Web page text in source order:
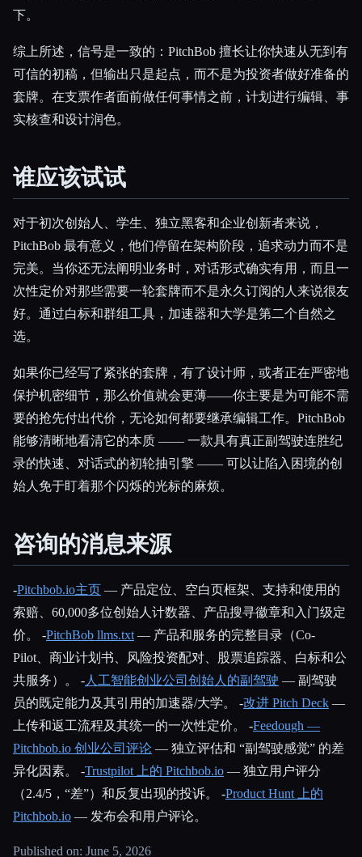
下。
综上所述，信号是一致的：PitchBob 擅长让你快速从无到有
可信的初稿，但输出只是起点，而不是为投资者做好准备的
套牌。在支票作者面前做任何事情之前，计划进行编辑、事
实核查和设计润色。
谁应该试试
对于初次创始人、学生、独立黑客和企业创新者来说，
PitchBob 最有意义，他们停留在架构阶段，追求动力而不是
完美。当你还无法阐明业务时，对话形式确实有用，而且一
次性定价对那些需要一轮套牌而不是永久订阅的人来说很友
好。通过白标和群组工具，加速器和大学是第二个自然之
选。
如果你已经写了紧张的套牌，有了设计师，或者正在严密地
保护机密细节，那么价值就会更薄——你主要是为可能不需
要的抢先付出代价，无论如何都要继承编辑工作。PitchBob
能够清晰地看清它的本质 —— 一款具有真正副驾驶连胜纪
录的快速、对话式的初轮抽引擎 —— 可以让陷入困境的创
始人免于盯着那个闪烁的光标的麻烦。
咨询的消息来源
-Pitchbob.io主页 — 产品定位、空白页框架、支持和使用的
索赔、60,000多位创始人计数器、产品搜寻徽章和入门级定
价。 -PitchBob llms.txt — 产品和服务的完整目录（Co-
Pilot、商业计划书、风险投资配对、股票追踪器、白标和公
共服务）。 -人工智能创业公司创始人的副驾驶 — 副驾驶
员的既定能力及其引用的加速器/大学。 -改进 Pitch Deck —
上传和返工流程及其统一的一次性定价。 -Feedough —
Pitchbob.io 创业公司评论 — 独立评估和 “副驾驶感觉” 的差
异化因素。 -Trustpilot 上的 Pitchbob.io — 独立用户评分
（2.4/5，“差”）和反复出现的投诉。 -Product Hunt 上的
Pitchbob.io — 发布会和用户评论。
Published on: June 5, 2026